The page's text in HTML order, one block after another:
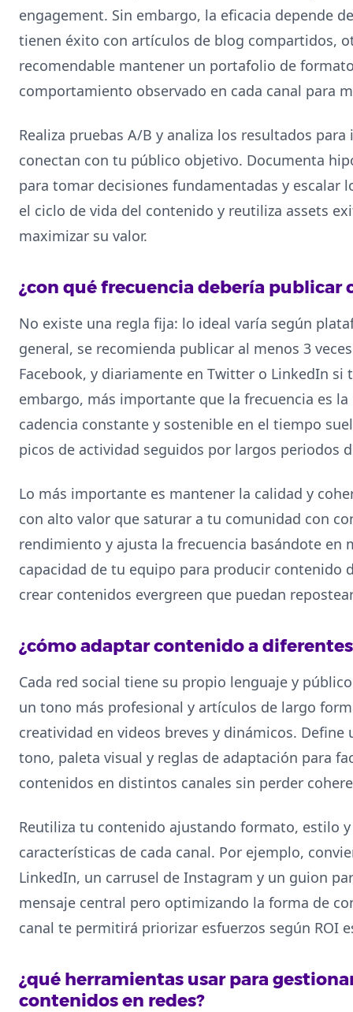
engagement. Sin embargo, la eficacia depende
tienen éxito con artículos de blog compartidos,
recomendable mantener un portafolio de
comportamiento observado en cada canal para
Realiza pruebas A/B y analiza los resultados
conectan con tu público objetivo. Documenta
para tomar decisiones fundamentadas y escalar
el ciclo de vida del contenido y reutiliza assets
maximizar su valor.
¿con qué frecuencia debería publicar
No existe una regla fija: lo ideal varía según
general, se recomienda publicar al menos 3
Facebook, y diariamente en Twitter o LinkedIn si
embargo, más importante que la frecuencia es
cadencia constante y sostenible en el tiempo
picos de actividad seguidos por largos periodos
Lo más importante es mantener la calidad y
con alto valor que saturar a tu comunidad con
rendimiento y ajusta la frecuencia basándote en
capacidad de tu equipo para producir contenido
crear contenidos evergreen que puedan
¿cómo adaptar contenido a
Cada red social tiene su propio lenguaje y
un tono más profesional y artículos de largo
creatividad en videos breves y dinámicos.
tono, paleta visual y reglas de adaptación para
contenidos en distintos canales sin perder
Reutiliza tu contenido ajustando formato, estilo
características de cada canal. Por ejemplo,
LinkedIn, un carrusel de Instagram y un guion
mensaje central pero optimizando la forma de
canal te permitirá priorizar esfuerzos según ROI
¿qué herramientas usar para
contenidos en redes?